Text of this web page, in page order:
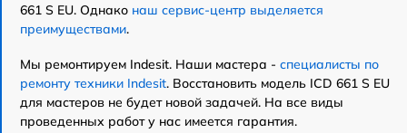
661 S EU. Однако наш сервис-центр выделяется
преимуществами.
Мы ремонтируем Indesit. Наши мастера - специалисты по
ремонту техники Indesit. Восстановить модель ICD 661 S EU
для мастеров не будет новой задачей. На все виды
проведенных работ у нас имеется гарантия.